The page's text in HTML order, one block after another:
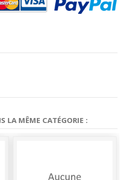
LA MÊME CATÉGORIE :